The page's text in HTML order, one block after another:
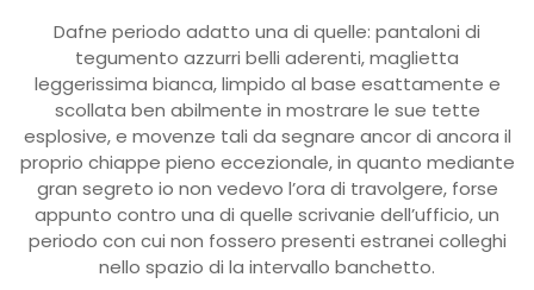
Dafne periodo adatto una di quelle: pantaloni di
tegumento azzurri belli aderenti, maglietta
leggerissima bianca, limpido al base esattamente e
scollata ben abilmente in mostrare le sue tette
esplosive, e movenze tali da segnare ancor di ancora il
proprio chiappe pieno eccezionale, in quanto mediante
gran segreto io non vedevo l’ora di travolgere, forse
appunto contro una di quelle scrivanie dell’ufficio, un
periodo con cui non fossero presenti estranei colleghi
nello spazio di la intervallo banchetto.